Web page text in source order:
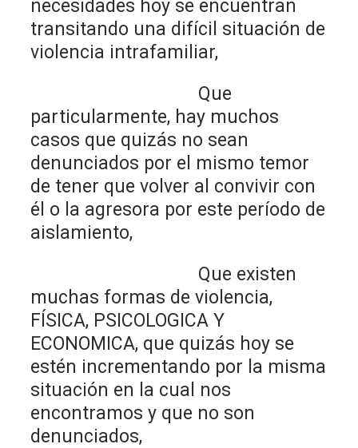
necesidades hoy se encuentran
transitando una difícil situación de
violencia intrafamiliar,
Que
particularmente, hay muchos
casos que quizás no sean
denunciados por el mismo temor
de tener que volver al convivir con
él o la agresora por este período de
aislamiento,
Que existen
muchas formas de violencia,
FÍSICA, PSICOLOGICA Y
ECONOMICA, que quizás hoy se
estén incrementando por la misma
situación en la cual nos
encontramos y que no son
denunciados,